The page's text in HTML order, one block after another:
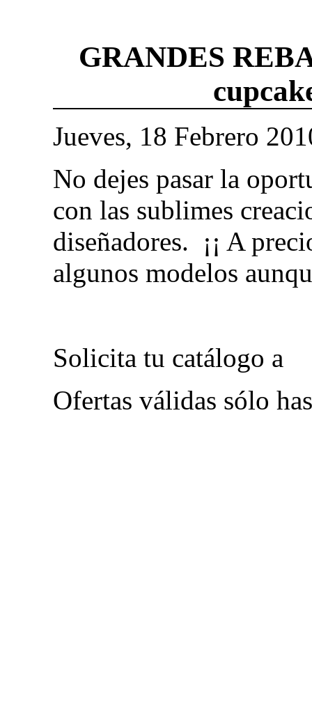
GRANDES
Jueves, 18 Febrero
No dejes pasar la
con las sublimes
diseñadores. ¡¡ A
algunos modelos
Solicita tu catálogo a
Ofertas válidas sólo